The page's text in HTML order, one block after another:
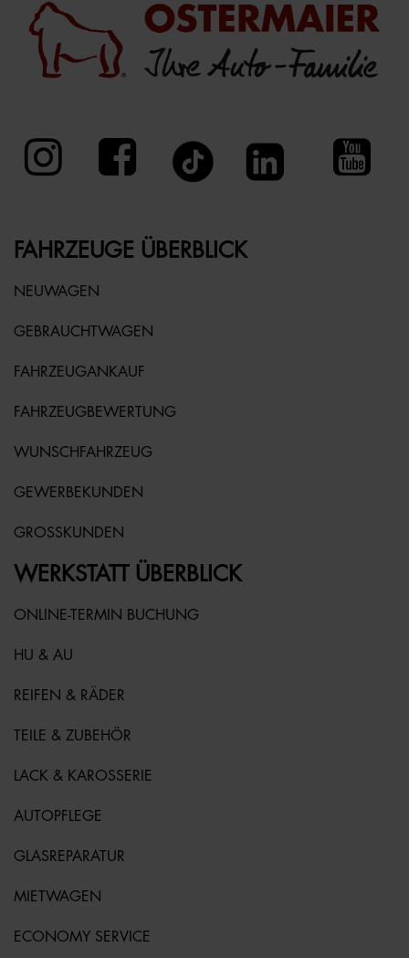
FAHRZEUGE ÜBERBLICK
NEUWAGEN
GEBRAUCHTWAGEN
FAHRZEUGANKAUF
FAHRZEUGBEWERTUNG
WUNSCHFAHRZEUG
GEWERBEKUNDEN
GROSSKUNDEN
WERKSTATT ÜBERBLICK
ONLINE-TERMIN BUCHUNG
HU & AU
REIFEN & RÄDER
TEILE & ZUBEHÖR
LACK & KAROSSERIE
AUTOPFLEGE
GLASREPARATUR
MIETWAGEN
ECONOMY SERVICE